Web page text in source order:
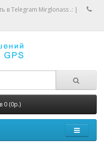
в Telegram Mirglonass .: |
0 (0р.)